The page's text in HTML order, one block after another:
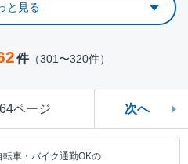
と見る
件（301〜320件）
ページ 次へ
転車・バイク通勤OKの